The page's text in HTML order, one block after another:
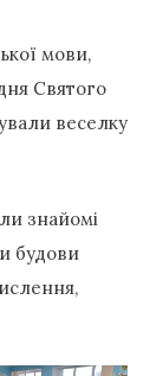
мови,
Святого
веселку
знайомі
будови